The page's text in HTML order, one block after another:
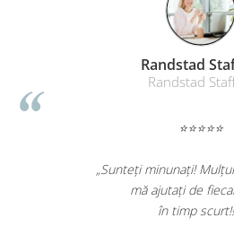
Ceasuri smart - Smartwatch
Baterii externe - Powerbanks
Accesorii localizare (FindMy)
Cartuse, tonere, consumabile PC
Suporturi si huse telefoane &
Periferice PC si accesorii
Randstad
Randstad
⭐⭐⭐⭐⭐
„Sunteți minunați!
mă ajutați de
în timp